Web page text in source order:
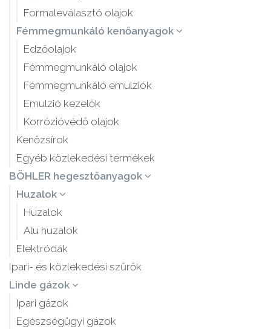
Formaleválasztó olajok
Fémmegmunkáló kenőanyagok
Edzőolajok
Fémmegmunkáló olajok
Fémmegmunkáló emulziók
Emulzió kezelők
Korrózióvédő olajok
Kenőzsírok
Egyéb közlekedési termékek
BÖHLER hegesztőanyagok
Huzalok
Huzalok
Alu huzalok
Elektródák
Ipari- és közlekedési szűrők
Linde gázok
Ipari gázok
Egészségügyi gázok